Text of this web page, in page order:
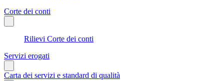
Corte dei conti
Rilievi Corte dei conti
Servizi erogati
Carta dei servizi e standard di qualità